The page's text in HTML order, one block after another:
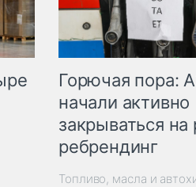
Горючая пора:
начали активно
закрываться
ребрендинг
Топливо, масла и